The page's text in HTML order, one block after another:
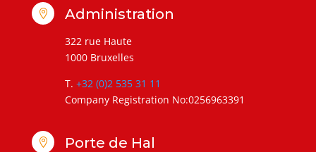
 Administration
322 rue Haute
1000 Bruxelles
T. +32 (0)2 535 31 11
Company Registration No:0256963391
 Porte de Hal